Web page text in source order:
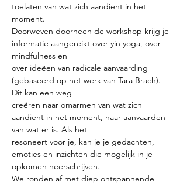
toelaten van wat zich aandient in het
moment.
Doorweven doorheen de workshop krijg je
informatie aangereikt over yin yoga, over
mindfulness en
over ideëen van radicale aanvaarding
(gebaseerd op het werk van Tara Brach).
Dit kan een weg
creëren naar omarmen van wat zich
aandient in het moment, naar aanvaarden
van wat er is. Als het
resoneert voor je, kan je je gedachten,
emoties en inzichten die mogelijk in je
opkomen neerschrijven.
We ronden af met diep ontspannende